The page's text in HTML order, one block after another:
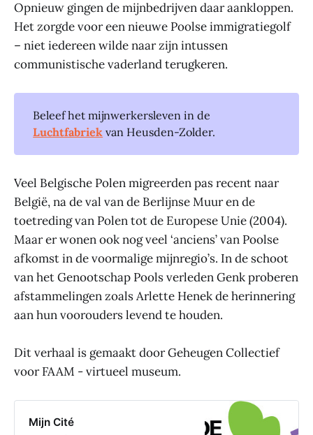
Opnieuw gingen de mijnbedrijven daar aankloppen.
Het zorgde voor een nieuwe Poolse immigratiegolf
– niet iedereen wilde naar zijn intussen
communistische vaderland terugkeren.
Beleef het mijnwerkersleven in de
Luchtfabriek van Heusden-Zolder.
Veel Belgische Polen migreerden pas recent naar
België, na de val van de Berlijnse Muur en de
toetreding van Polen tot de Europese Unie (2004).
Maar er wonen ook nog veel ‘anciens’ van Poolse
afkomst in de voormalige mijnregio’s. In de schoot
van het Genootschap Pools verleden Genk proberen
afstammelingen zoals Arlette Henek de herinnering
aan hun voorouders levend te houden.
Dit verhaal is gemaakt door Geheugen Collectief
voor FAAM - virtueel museum.
Mijn Cité